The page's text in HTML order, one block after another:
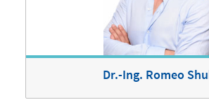
Dr.-Ing. Romeo